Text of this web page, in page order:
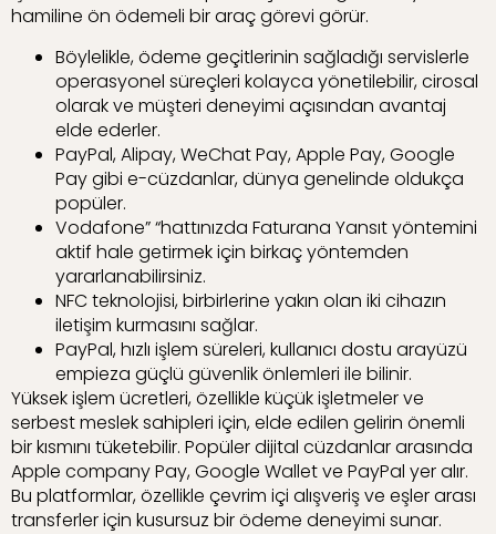
hamiline ön ödemeli bir araç görevi görür.
Böylelikle, ödeme geçitlerinin sağladığı servislerle
operasyonel süreçleri kolayca yönetilebilir, cirosal
olarak ve müşteri deneyimi açısından avantaj
elde ederler.
PayPal, Alipay, WeChat Pay, Apple Pay, Google
Pay gibi e-cüzdanlar, dünya genelinde oldukça
popüler.
Vodafone” “hattınızda Faturana Yansıt yöntemini
aktif hale getirmek için birkaç yöntemden
yararlanabilirsiniz.
NFC teknolojisi, birbirlerine yakın olan iki cihazın
iletişim kurmasını sağlar.
PayPal, hızlı işlem süreleri, kullanıcı dostu arayüzü
empieza güçlü güvenlik önlemleri ile bilinir.
Yüksek işlem ücretleri, özellikle küçük işletmeler ve
serbest meslek sahipleri için, elde edilen gelirin önemli
bir kısmını tüketebilir. Popüler dijital cüzdanlar arasında
Apple company Pay, Google Wallet ve PayPal yer alır.
Bu platformlar, özellikle çevrim içi alışveriş ve eşler arası
transferler için kusursuz bir ödeme deneyimi sunar.